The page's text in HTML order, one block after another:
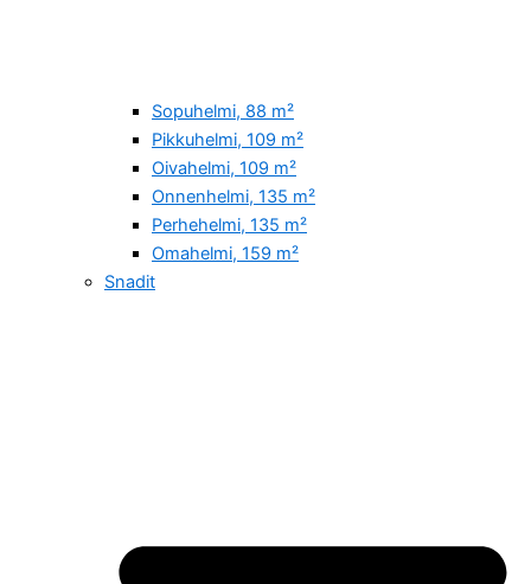
Sopuhelmi, 88 m²
Pikkuhelmi, 109 m²
Oivahelmi, 109 m²
Onnenhelmi, 135 m²
Perhehelmi, 135 m²
Omahelmi, 159 m²
Snadit